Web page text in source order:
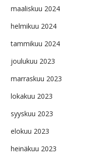
maaliskuu 2024
helmikuu 2024
tammikuu 2024
joulukuu 2023
marraskuu 2023
lokakuu 2023
syyskuu 2023
elokuu 2023
heinäkuu 2023